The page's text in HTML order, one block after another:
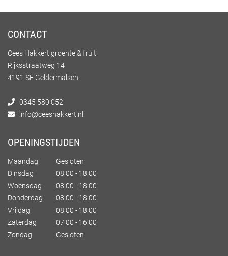
CONTACT
Cees Hakkert groente & fruit
Rijksstraatweg 14
4191 SE Geldermalsen
0345 580 052
info@ceeshakkert.nl
OPENINGSTIJDEN
Maandag
Gesloten
Dinsdag
08:00 - 18:00
Woensdag
08:00 - 18:00
Donderdag
08:00 - 18:00
Vrijdag
08:00 - 18:00
Zaterdag
07:00 - 16:00
Zondag
Gesloten